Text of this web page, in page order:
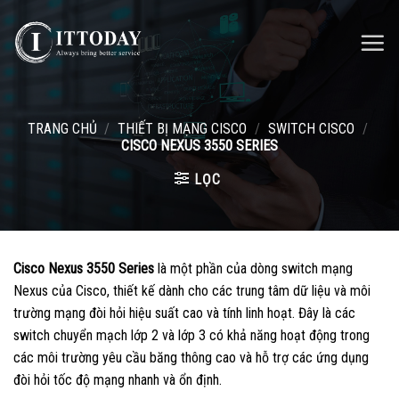
content
TRANG CHỦ / THIẾT BỊ MẠNG CISCO / SWITCH CISCO /
CISCO NEXUS 3550 SERIES
LỌC
Cisco Nexus 3550 Series là một phần của dòng switch mạng
Nexus của Cisco, thiết kế dành cho các trung tâm dữ liệu và môi
trường mạng đòi hỏi hiệu suất cao và tính linh hoạt. Đây là các
switch chuyển mạch lớp 2 và lớp 3 có khả năng hoạt động trong
các môi trường yêu cầu băng thông cao và hỗ trợ các ứng dụng
đòi hỏi tốc độ mạng nhanh và ổn định.